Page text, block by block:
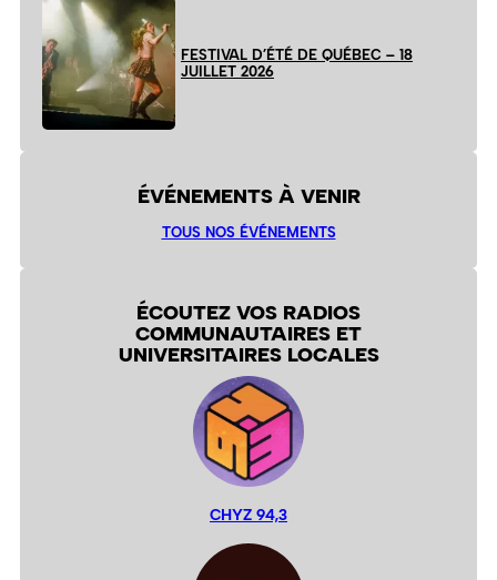
FESTIVAL D’ÉTÉ DE QUÉBEC – 18
JUILLET 2026
ÉVÉNEMENTS À VENIR
TOUS NOS ÉVÉNEMENTS
ÉCOUTEZ VOS RADIOS
COMMUNAUTAIRES ET
UNIVERSITAIRES LOCALES
CHYZ 94,3